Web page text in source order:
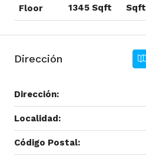
Floor
1345 Sqft
Sqft
Dirección
Dirección:
Localidad:
Código Postal: